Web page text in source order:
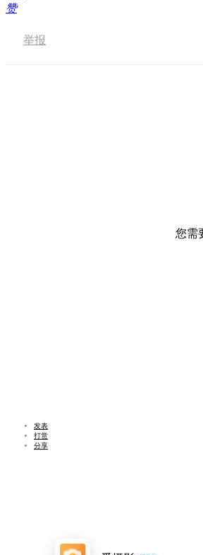
赞
举报
您需
发表
打赏
分享